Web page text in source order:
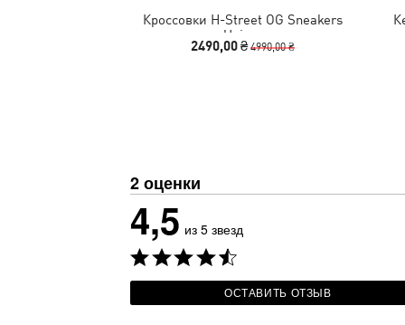
Кроссовки H-Street OG Sneakers
Unisex
2490,00 ₴4990,00 ₴
2 оценки
4,5 из 5 звезд
ОСТАВИТЬ ОТЗЫВ